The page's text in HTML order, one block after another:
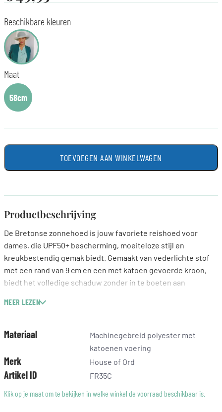
Beschikbare kleuren
Maat
58cm
TOEVOEGEN AAN WINKELWAGEN
Productbeschrijving
De Bretonse zonnehoed is jouw favoriete reishoed voor
dames, die UPF50+ bescherming, moeiteloze stijl en
kreukbestendig gemak biedt. Gemaakt van vederlichte stof
met een rand van 9 cm en een met katoen gevoerde kroon,
biedt het volledige schaduw zonder in te boeten aan
Randmaat: 9 cm
Machinegebreid polyester met katoenen voering voor extra
comfort
Handwasbaar. Bestand tegen verbrijzeling
MEER LEZEN
Materiaal
Machinegebreid polyester met
katoenen voering
Merk House of Ord
Artikel ID
FR35C
Klik op je maat om te bekijken in welke winkel de voorraad beschikbaar is.